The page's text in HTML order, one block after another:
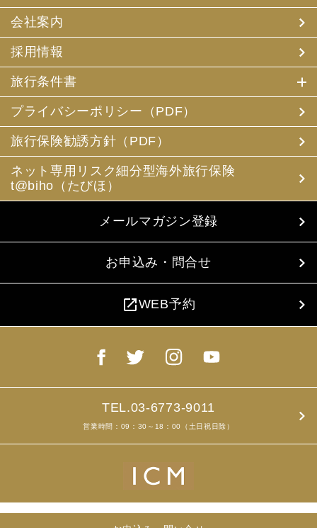
会社案内
採用情報
旅行条件書
プライバシーポリシー（PDF）
旅行保険勧誘方針（PDF）
ネット専用リスク細分型海外旅行保険
t@biho（たびほ）
メールマガジン登録
お申込み・問合せ
open_in_newWEB予約
TEL.03-6773-9011
営業時間：09：30～18：00（土日祝日除）